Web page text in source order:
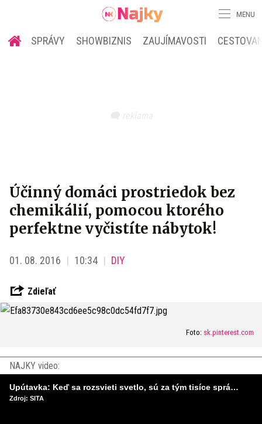
MENU
SPRÁVY SHOWBIZNIS ZAUJÍMAVOSTI
Účinný domáci prostriedok bez
chemikálií, pomocou ktorého
perfektne vyčistíte nábytok!
01. 08. 2016 10:34 DIY
Zdieľať
Foto: sk.pinterest.com
NAJKY video:
Upútavka: Keď sa rozsvieti svetlo, sú za tým tisíce správnych rozhodnutí. Ako vzniká infraštruktúra, ktorú nevnímame?
Zdroj: SITA